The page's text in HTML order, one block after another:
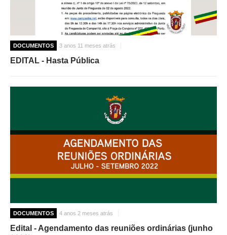
DOCUMENTOS 3 anos 11 meses atrás
EDITAL - Hasta Pública
DOCUMENTOS 4 anos 2 meses atrás
Edital - Agendamento das reuniões ordinárias (junho